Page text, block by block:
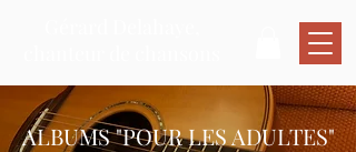
ALBUMS "POUR LES ADULTES"